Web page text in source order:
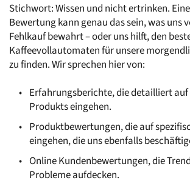
Stichwort: Wissen und nicht ertrinken.
Bewertung kann genau das sein, was uns
Fehlkauf bewahrt – oder uns hilft, den
Kaffeevollautomaten für unsere
zu finden. Wir sprechen hier von:
Erfahrungsberichte, die detailliert auf
Produkts eingehen.
Produktbewertungen, die auf
eingehen, die uns ebenfalls
Online Kundenbewertungen, die
Probleme aufdecken.